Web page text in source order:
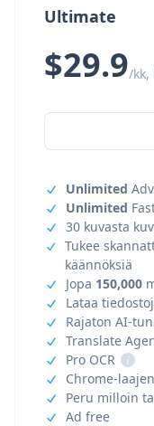
Ultimate
$29.9/kk,
Unlimited
Unlimited
30 kuvasta
Tukee
käännöksiä
Jopa 150,000
Lataa
Rajaton AI-
Translate
Pro OCR
i
Chrome-
Peru milloin
Ad free